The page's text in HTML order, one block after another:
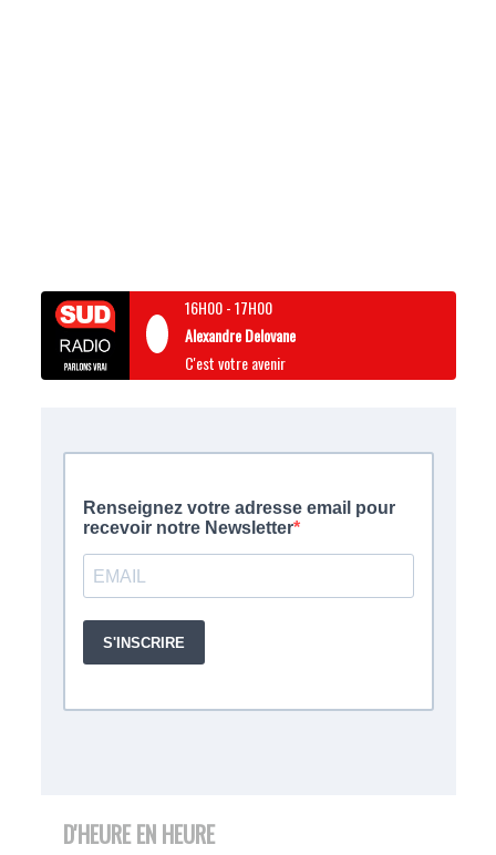
16H00-17H00
Alexandre Delovane
C'est votre avenir
D'HEURE EN HEURE